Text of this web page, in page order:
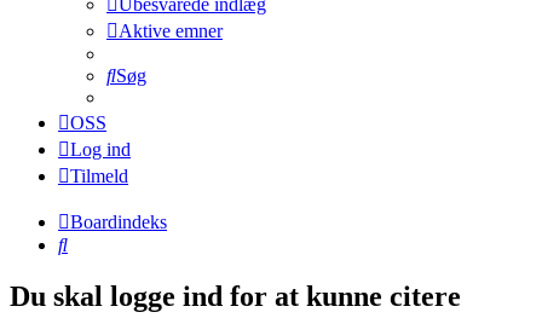
Ubesvarede indlæg
Aktive emner
Søg
OSS
Log ind
Tilmeld
Boardindeks
Søg
Du skal logge ind for at kunne citere